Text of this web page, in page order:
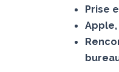
Prise
Apple,